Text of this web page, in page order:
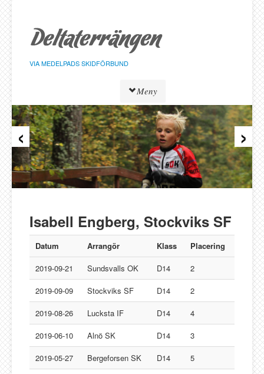
sidans
innehåll
VIA MEDELPADS SKIDFÖRBUND
Meny
Tävlingar
Resultat
Löpare
Klasser
Föreningar
Bergeforsen SK
IF Strategen
Lucksta IF
Matfors SK
Njurunda SK
Stockviks SF
Sundsvalls OK
Gästbok
‹ ›
Isabell Engberg, Stockviks SF
Datum Arrangör Klass
Placering
2019-09-21
Sundsvalls OK D14
2
2019-09-09
Stockviks SF D14
2
2019-08-26
Lucksta IF D14
4
2019-06-10
Alnö SK D14
3
2019-05-27
Bergeforsen SK D14
5